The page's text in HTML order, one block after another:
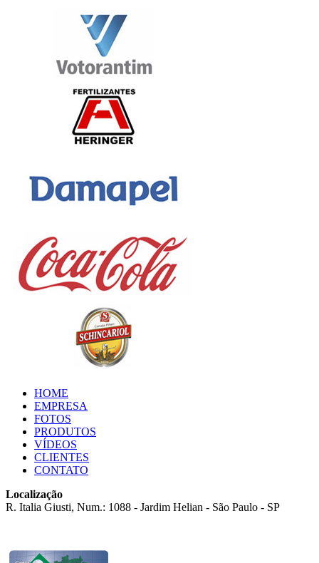
HOME
EMPRESA
FOTOS
PRODUTOS
VÍDEOS
CLIENTES
CONTATO
Localização
R. Italia Giusti, Num.: 1088 - Jardim Helian - São Paulo - SP